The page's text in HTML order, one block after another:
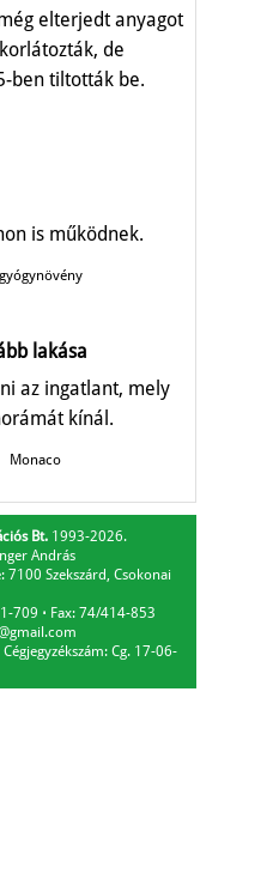
elterjedt anyagot
de
ben tiltották be.
is működnek.
gyógynövény
lakása
az ingatlant, mely
kínál.
Monaco
Bt. 1993-2026.
András
7100 Szekszárd, Csokonai
709 ⋅ Fax: 74/414-853
Cégjegyzékszám: Cg. 17-06-